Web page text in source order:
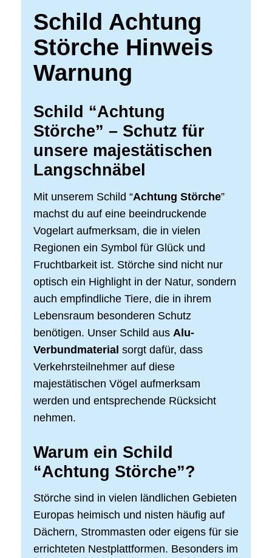
Schild Achtung
Störche Hinweis
Warnung
Schild “Achtung
Störche” – Schutz für
unsere majestätischen
Langschnäbel
Mit unserem Schild “Achtung Störche”
machst du auf eine beeindruckende
Vogelart aufmerksam, die in vielen
Regionen ein Symbol für Glück und
Fruchtbarkeit ist. Störche sind nicht nur
optisch ein Highlight in der Natur, sondern
auch empfindliche Tiere, die in ihrem
Lebensraum besonderen Schutz
benötigen. Unser Schild aus Alu-
Verbundmaterial sorgt dafür, dass
Verkehrsteilnehmer auf diese
majestätischen Vögel aufmerksam
werden und entsprechende Rücksicht
nehmen.
Warum ein Schild
“Achtung Störche”?
Störche sind in vielen ländlichen Gebieten
Europas heimisch und nisten häufig auf
Dächern, Strommasten oder eigens für sie
errichteten Nestplattformen. Besonders im